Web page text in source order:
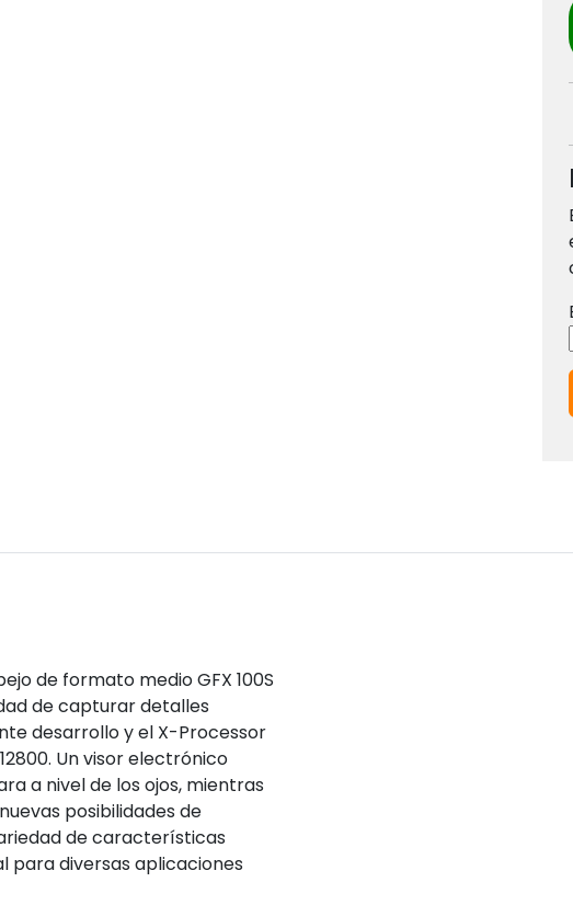
de formato medio GFX 100S
de capturar detalles
desarrollo y el X-Processor
Un visor electrónico
a nivel de los ojos, mientras
posibilidades de
de características
para diversas aplicaciones